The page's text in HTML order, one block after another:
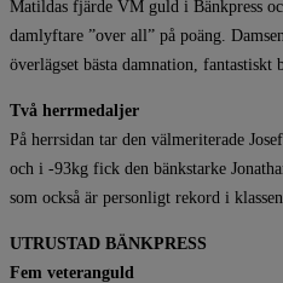
Matildas fjärde VM guld i Bänkpress
damlyftare ”over all” på poäng.
överlägset bästa damnation,
Två herrmedaljer
​​​​​​​På herrsidan tar den välmeriterade
och i -93kg fick den bänkstarke
som också är personligt rekord i klassen.
UTRUSTAD BÄNKPRESS
Fem veteranguld